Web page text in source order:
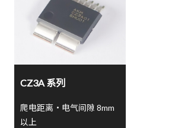
CZ3A 系列
爬电距离・电气间隙 8mm
以上